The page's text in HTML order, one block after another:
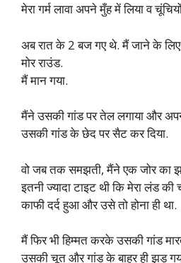
मेरा गर्म लावा अपने मुँह में लिया व
अब रात के 2 बज गए थे. मैं जाने के लिए
मोर राउंड.
मैं मान गया.
मैंने उसकी गांड पर तेल लगाया और
उसकी गांड के छेद पर सैट कर दिया.
वो जब तक समझती, मैंने एक जोर का
इतनी ज्यादा टाइट थी कि मेरा लंड
काफी दर्द हुआ और उसे तो होना ही था.
मैं फिर भी हिम्मत करके उसकी गांड
उसकी चूत और गांड के बाहर ही झड़